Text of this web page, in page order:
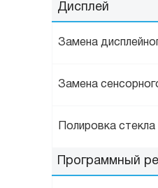
Дисплей
Замена
Замена
Полировка стекла
Программный